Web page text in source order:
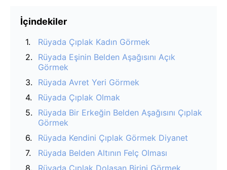
İçindekiler
Rüyada Çıplak Kadın Görmek
Rüyada Eşinin Belden Aşağısını Açık
Görmek
Rüyada Avret Yeri Görmek
Rüyada Çıplak Olmak
Rüyada Bir Erkeğin Belden Aşağısını Çıplak
Görmek
Rüyada Kendini Çıplak Görmek Diyanet
Rüyada Belden Altının Felç Olması
Rüyada Çıplak Dolaşan Birini Görmek